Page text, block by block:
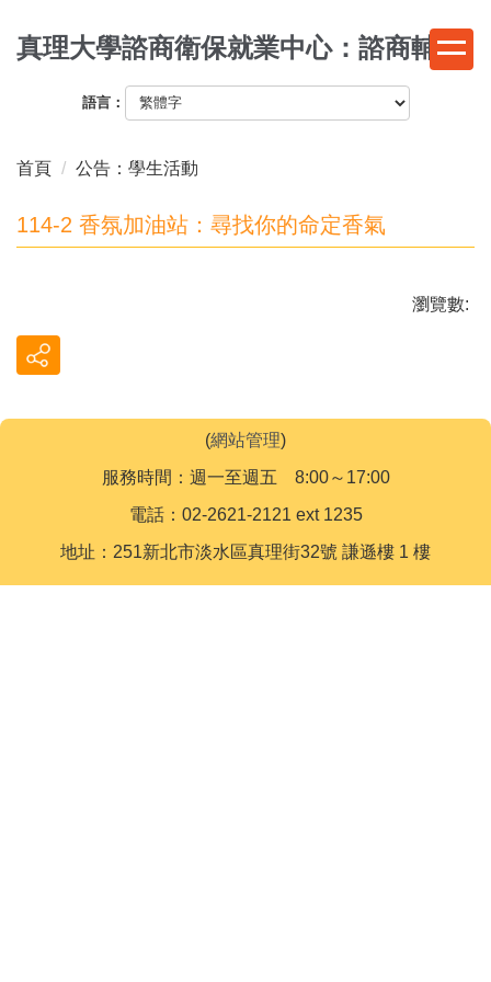
到
區
真理大學諮商衛保就業中心：諮商輔導
語言：
首頁 公告：學生活動
114-2 香氛加油站：尋找你的命定香氣
瀏覽數:
(網站管理)
服務時間：週一至週五 8:00～17:00
電話：02-2621-2121 ext 1235
地址：251新北市淡水區真理街32號 謙遜樓 1 樓